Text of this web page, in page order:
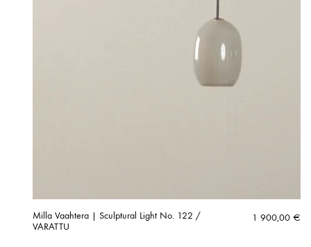
Milla Vaahtera | Sculptural Light No. 122 /
VARATTU
1 900,00 €